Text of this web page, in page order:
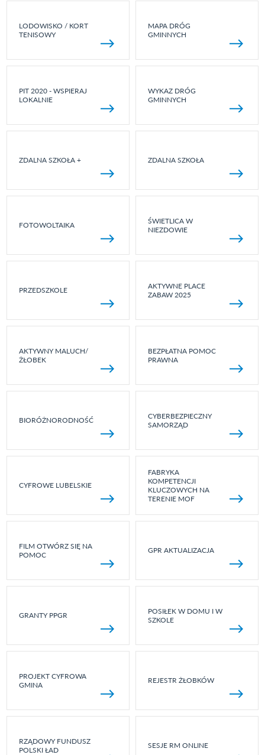
LODOWISKO / KORT
TENISOWY
MAPA DRÓG
GMINNYCH
PIT 2020 - WSPIERAJ
LOKALNIE
WYKAZ DRÓG
GMINNYCH
ZDALNA SZKOŁA + ZDALNA SZKOŁA
FOTOWOLTAIKA
ŚWIETLICA W
NIEZDOWIE
PRZEDSZKOLE
AKTYWNE PLACE
ZABAW 2025
AKTYWNY MALUCH/
ŻŁOBEK
BEZPŁATNA POMOC
PRAWNA
BIORÓŻNORODNOŚĆ
CYBERBEZPIECZNY
SAMORZĄD
CYFROWE LUBELSKIE
FABRYKA
KOMPETENCJI
KLUCZOWYCH NA
TERENIE MOF
FILM OTWÓRZ SIĘ NA
POMOC
GPR AKTUALIZACJA
GRANTY PPGR
POSIŁEK W DOMU I W
SZKOLE
PROJEKT CYFROWA
GMINA
REJESTR ŻŁOBKÓW
RZĄDOWY FUNDUSZ
POLSKI ŁAD
SESJE RM ONLINE